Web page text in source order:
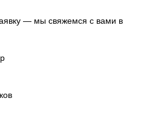
— мы свяжемся с вами в